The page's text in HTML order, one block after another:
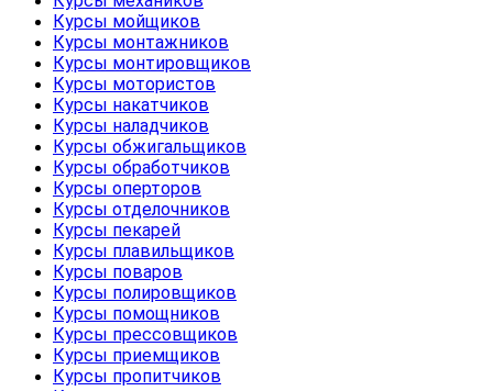
Курсы мойщиков
Курсы монтажников
Курсы монтировщиков
Курсы мотористов
Курсы накатчиков
Курсы наладчиков
Курсы обжигальщиков
Курсы обработчиков
Курсы оперторов
Курсы отделочников
Курсы пекарей
Курсы плавильщиков
Курсы поваров
Курсы полировщиков
Курсы помощников
Курсы прессовщиков
Курсы приемщиков
Курсы пропитчиков